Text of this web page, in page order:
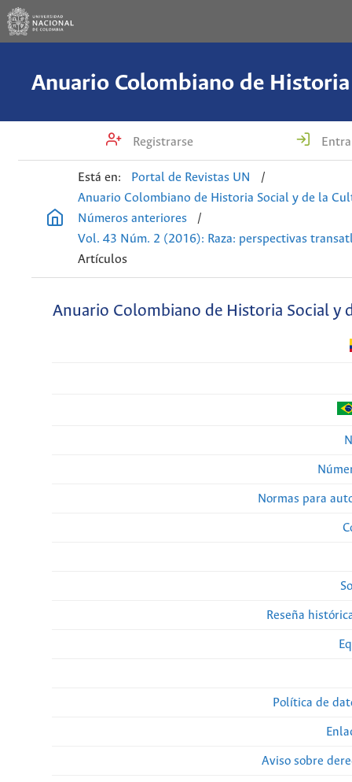
Registrarse
Está en: Portal de Revistas UN
/
Anuario Colombiano de Historia Social y de la
Números anteriores
/
Vol. 43 Núm. 2 (2016): Raza: perspectivas
Artículos
Anuario Colombiano de Historia Social y
Normas para
Reseña
Política de
Aviso sobre